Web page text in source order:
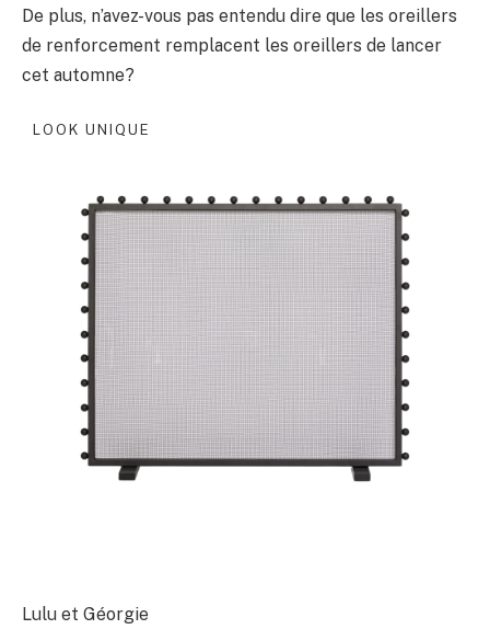
De plus, n’avez-vous pas entendu dire que les oreillers
de renforcement remplacent les oreillers de lancer
cet automne?
LOOK UNIQUE
Lulu et Géorgie